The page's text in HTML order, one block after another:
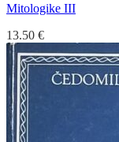
Mitologike III
13.50 €